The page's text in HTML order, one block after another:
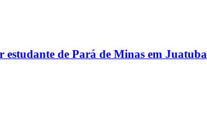
de Pará de Minas em Juatuba